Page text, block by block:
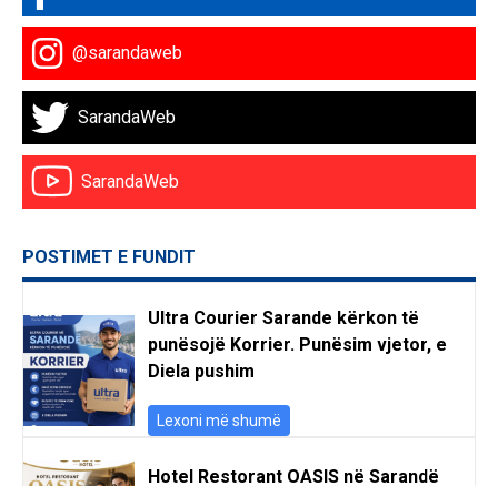
@sarandaweb
SarandaWeb
SarandaWeb
POSTIMET E FUNDIT
Ultra Courier Sarande kërkon të
punësojë Korrier. Punësim vjetor, e
Diela pushim
Lexoni më shumë
Hotel Restorant OASIS në Sarandë